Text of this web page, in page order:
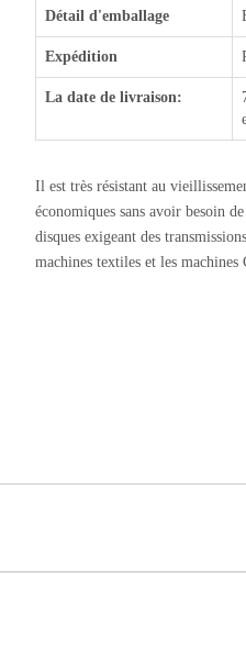
Détail d'emballage
Expédition
La date de livraison:
Il est très résistant au
économiques sans avoir besoin
disques exigeant des
machines textiles et les machines